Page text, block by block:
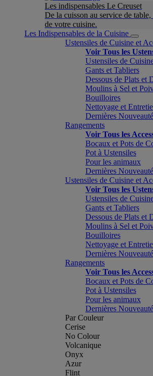
Les indispensables Le Creuset
De la cuisson au service de
de votre cuisine.
Les Indispensables de la Cuisine
Ustensiles de Cuisine et
Voir Tous les
Ustensiles de
Gants et Tabliers
Dessous de Plats et
Moulins à Sel et
Bouilloires
Nettoyage et
Dernières
Rangements
Voir Tous les
Bocaux et Pots de
Pot à Ustensiles
Pour les animaux
Dernières
Ustensiles de Cuisine et
Voir Tous les
Ustensiles de
Gants et Tabliers
Dessous de Plats et
Moulins à Sel et
Bouilloires
Nettoyage et
Dernières
Rangements
Voir Tous les
Bocaux et Pots de
Pot à Ustensiles
Pour les animaux
Dernières
Par Couleur
Cerise
No Colour
Volcanique
Onyx
Azur
Flint